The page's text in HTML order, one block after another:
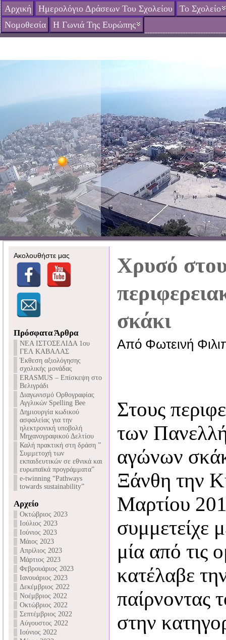
Αρχική Ημερολόγιο Δράσεων Του Σχολείου
Το Σχολείο
Νομοθεσία
Η Γωνιά Της Ευρώπης
Ακολουθήστε μας
Πρόσφατα Άρθρα
NEA ΙΣΤΟΣΕΛΙΔΑ 1ου
ΓΕΛ ΚΑΒΑΛΑΣ
Έκθεση αξιολόγησης
σχολικής μονάδας
ERASMUS – Επίσκεψη στο
Βελιγράδι
Διαγωνισμό Ορθογραφίας
Αγγλικών Spelling Bee
Δημιουργία κωδικού
ασφαλείας για την
ηλεκτρονική υποβολή
Μηχανογραφικού Δελτίου
Καλή πρακτική στη δράση ”
Συμμετοχή των
εκπαιδευτικών σε εθνικά και
ευρωπαϊκά προγράμματα”
e-twinning “Pathways
towards sustainability”
Αρχείο
Οκτώβριος 2023
Ιούλιος 2023
Ιούνιος 2023
Μάιος 2023
Απρίλιος 2023
Μάρτιος 2023
Φεβρουάριος 2023
Ιανουάριος 2023
Δεκέμβριος 2022
Νοέμβριος 2022
Οκτώβριος 2022
Σεπτέμβριος 2022
Αύγουστος 2022
Ιούνιος 2022
Χρυσό
σκάκι
Από Φωτεινή
Στους
των
αγώνων
Ξάνθη την
Μαρτίου
συμμετείχε
μία από τις
κατέλαβε
παίρνοντας
στην